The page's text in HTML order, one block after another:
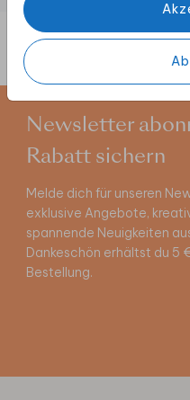
Newsletter
Rabatt sichern
Melde dich für unseren
exklusive Angebote,
spannende Neuigkeiten
Dankeschön erhältst du 5
Bestellung.